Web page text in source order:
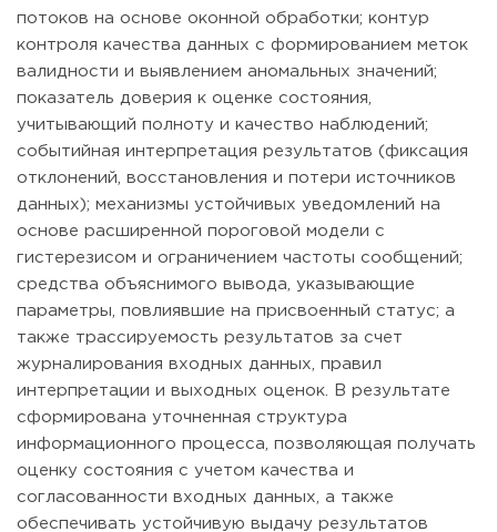
потоков на основе оконной обработки; контур
контроля качества данных с формированием меток
валидности и выявлением аномальных значений;
показатель доверия к оценке состояния,
учитывающий полноту и качество наблюдений;
событийная интерпретация результатов (фиксация
отклонений, восстановления и потери источников
данных); механизмы устойчивых уведомлений на
основе расширенной пороговой модели с
гистерезисом и ограничением частоты сообщений;
средства объяснимого вывода, указывающие
параметры, повлиявшие на присвоенный статус; а
также трассируемость результатов за счет
журналирования входных данных, правил
интерпретации и выходных оценок. В результате
сформирована уточненная структура
информационного процесса, позволяющая получать
оценку состояния с учетом качества и
согласованности входных данных, а также
обеспечивать устойчивую выдачу результатов